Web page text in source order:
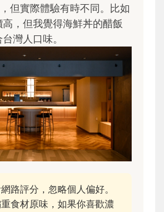
但實際體驗有時不同。比如
，但我覺得海鮮丼的醋飯
灣人口味。
路評分，忽略個人偏好。
食材原味，如果你喜歡濃